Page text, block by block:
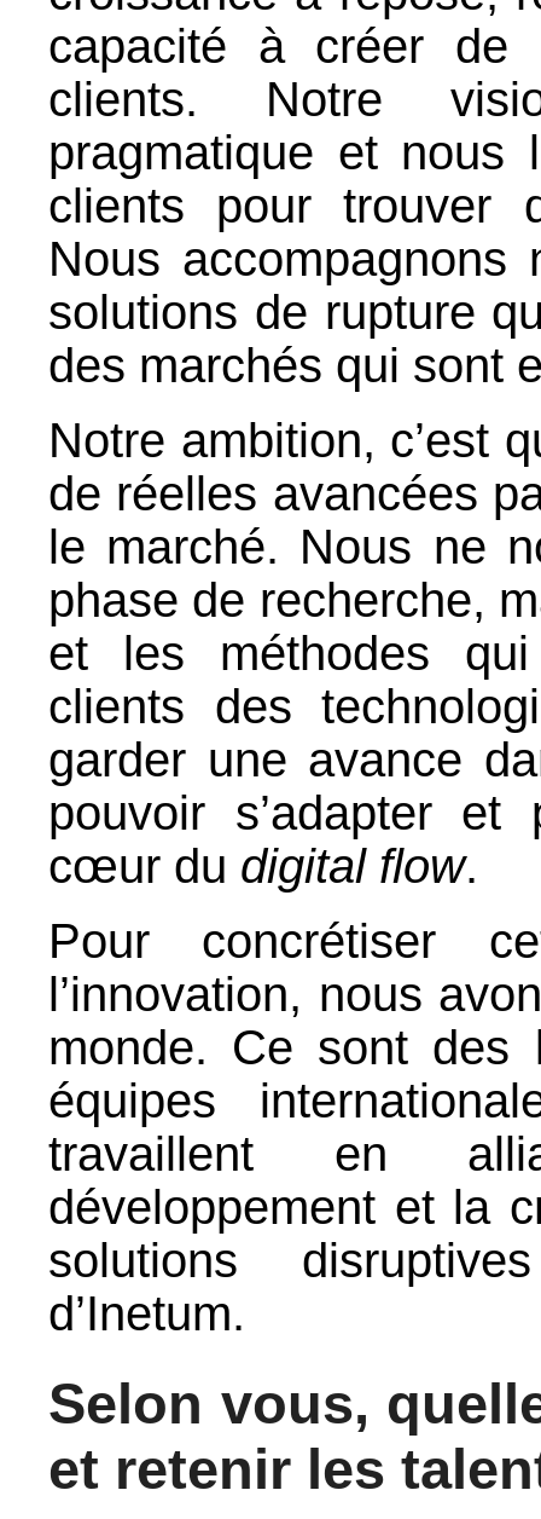
capacité à créer de
clients. Notre
pragmatique et nous
clients pour trouver
Nous
solutions de rupture
des marchés qui sont
Notre ambition, c’est
de réelles avancées
le marché. Nous ne
phase de recherche,
et les méthodes qui
clients des
garder une avance
pouvoir s’adapter et
cœur du digital flow.
Pour concrétiser
l’innovation, nous
monde. Ce sont des
équipes
travaillent en
développement et la
solutions
d’Inetum.
Selon vous,
et retenir les